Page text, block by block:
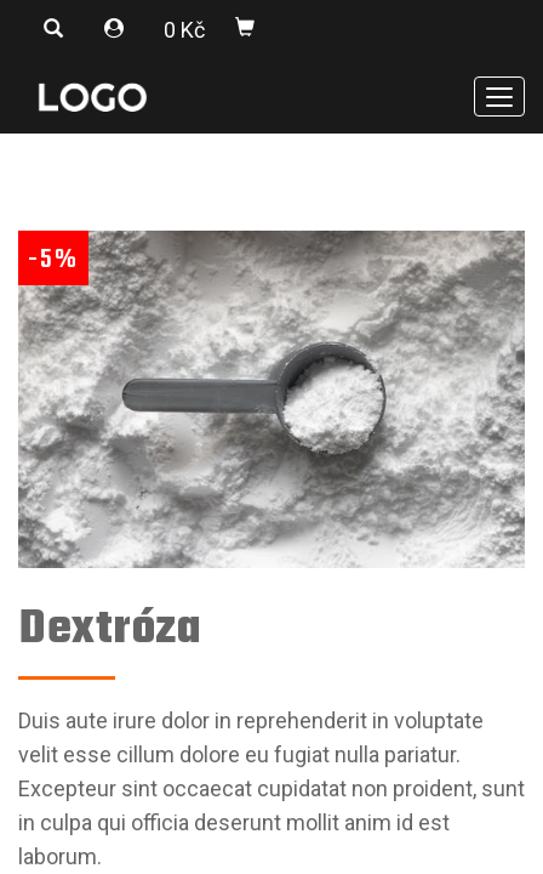
0 Kč
-5%
Dextróza
Duis aute irure dolor in reprehenderit in voluptate
velit esse cillum dolore eu fugiat nulla pariatur.
Excepteur sint occaecat cupidatat non proident, sunt
in culpa qui officia deserunt mollit anim id est
laborum.